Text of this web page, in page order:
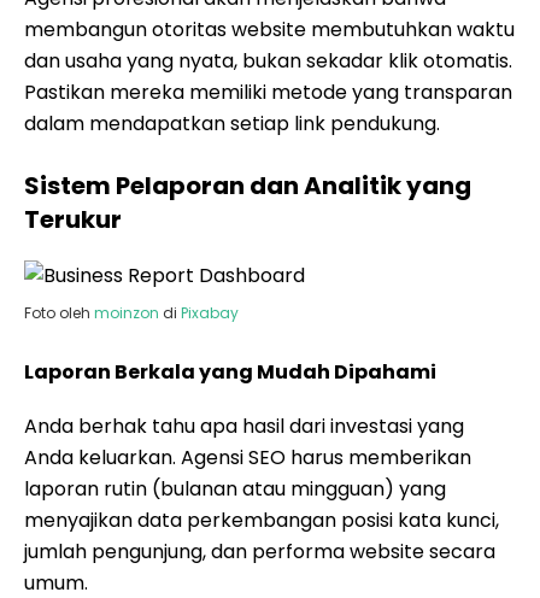
membangun otoritas website membutuhkan waktu
dan usaha yang nyata, bukan sekadar klik otomatis.
Pastikan mereka memiliki metode yang transparan
dalam mendapatkan setiap link pendukung.
Sistem Pelaporan dan Analitik yang
Terukur
Foto oleh moinzon di Pixabay
Laporan Berkala yang Mudah Dipahami
Anda berhak tahu apa hasil dari investasi yang
Anda keluarkan. Agensi SEO harus memberikan
laporan rutin (bulanan atau mingguan) yang
menyajikan data perkembangan posisi kata kunci,
jumlah pengunjung, dan performa website secara
umum.